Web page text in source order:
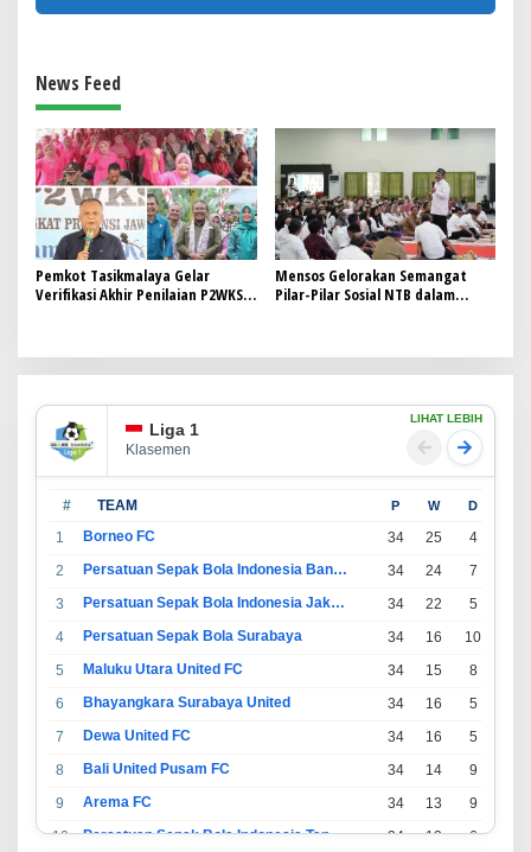
News Feed
Pemkot Tasikmalaya Gelar
Verifikasi Akhir Penilaian P2WKSS
Mensos Gelorakan Semangat
Pilar-Pilar Sosial NTB dalam
Liga 1
Klasemen
LIHAT LEBIH
# TEAM P W D
1 Borneo FC 34 25 4
2
Persatuan Sepak Bola Indonesia Bandung 34 24 7
3
Persatuan Sepak Bola Indonesia Jakarta 34 22 5
4
Persatuan Sepak Bola Surabaya 34 16 10
5
Maluku Utara United FC 34 15 8
6
Bhayangkara Surabaya United 34 16 5
7
Dewa United FC 34 16 5
8
Bali United Pusam FC 34 14 9
9
Arema FC 34 13 9
10
Persatuan Sepak Bola Indonesia Tangerang 34 13 6